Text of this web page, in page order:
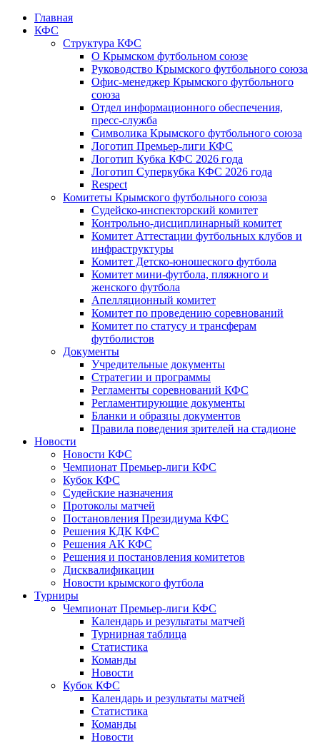
Главная
КФС
Структура КФС
О Крымском футбольном союзе
Руководство Крымского футбольного союза
Офис-менеджер Крымского футбольного
союза
Отдел информационного обеспечения,
пресс-служба
Символика Крымского футбольного союза
Логотип Премьер-лиги КФС
Логотип Кубка КФС 2026 года
Логотип Суперкубка КФС 2026 года
Respect
Комитеты Крымского футбольного союза
Судейско-инспекторский комитет
Контрольно-дисциплинарный комитет
Комитет Аттестации футбольных клубов и
инфраструктуры
Комитет Детско-юношеского футбола
Комитет мини-футбола, пляжного и
женского футбола
Апелляционный комитет
Комитет по проведению соревнований
Комитет по статусу и трансферам
футболистов
Документы
Учредительные документы
Стратегии и программы
Регламенты соревнований КФС
Регламентирующие документы
Бланки и образцы документов
Правила поведения зрителей на стадионе
Новости
Новости КФС
Чемпионат Премьер-лиги КФС
Кубок КФС
Судейские назначения
Протоколы матчей
Постановления Президиума КФС
Решения КДК КФС
Решения АК КФС
Решения и постановления комитетов
Дисквалификации
Новости крымского футбола
Турниры
Чемпионат Премьер-лиги КФС
Календарь и результаты матчей
Турнирная таблица
Статистика
Команды
Новости
Кубок КФС
Календарь и результаты матчей
Статистика
Команды
Новости